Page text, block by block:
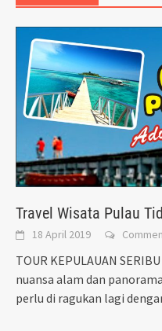
Travel Wisata Pulau
18 April 2019
TOUR KEPULAUAN
nuansa alam dan
perlu di ragukan lagi